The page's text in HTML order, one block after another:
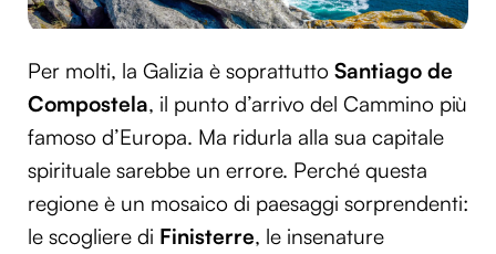
Per molti, la Galizia è soprattutto Santiago de
Compostela, il punto d’arrivo del Cammino più
famoso d’Europa. Ma ridurla alla sua capitale
spirituale sarebbe un errore. Perché questa
regione è un mosaico di paesaggi sorprendenti:
le scogliere di Finisterre, le insenature